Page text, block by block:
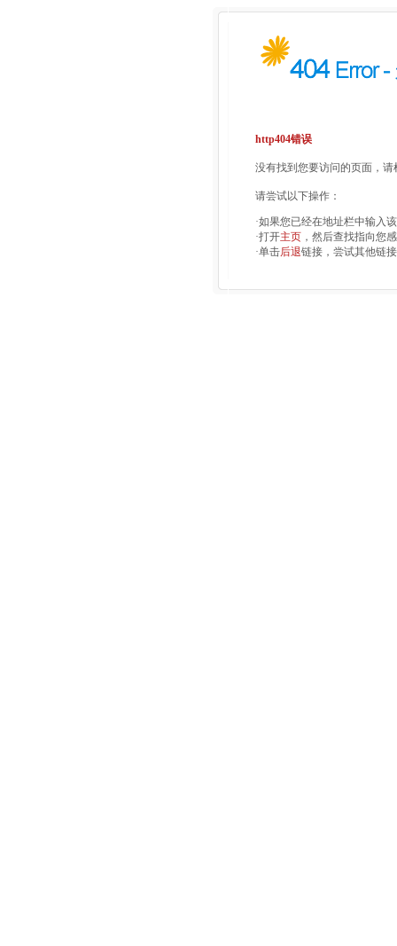
http404错误
没有找到您要访问的页面，
请尝试以下操作：
·如果您已经在地址栏中输入
·打开主页 ，然后查找指向您
·单击后退链接，尝试其他链